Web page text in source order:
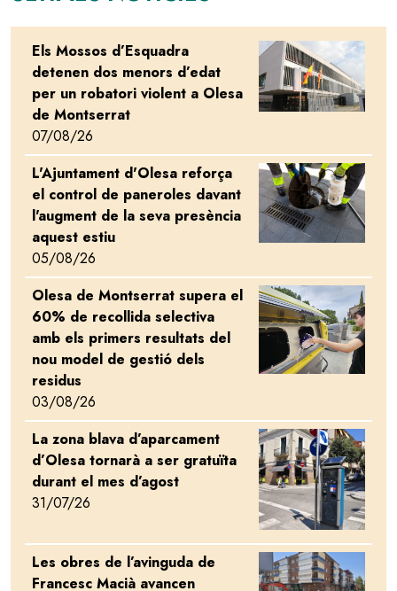
Els Mossos d’Esquadra
detenen dos menors d’edat
per un robatori violent a Olesa
de Montserrat
07/08/26
Image
L'Ajuntament d'Olesa reforça
el control de paneroles davant
l'augment de la seva presència
aquest estiu
05/08/26
Image
Olesa de Montserrat supera el
60% de recollida selectiva
amb els primers resultats del
nou model de gestió dels
residus
03/08/26
Image
La zona blava d’aparcament
d’Olesa tornarà a ser gratuïta
durant el mes d’agost
31/07/26
Image
Les obres de l’avinguda de
Francesc Macià avancen
Image